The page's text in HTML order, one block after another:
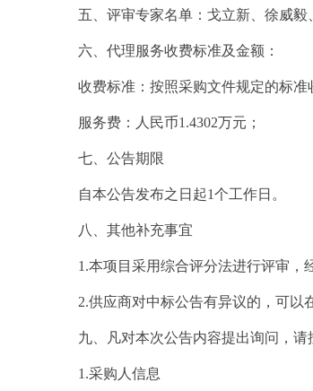
五、评审专家名单：戈立新、徐威
六、代理服务收费标准及金额：
收费标准 ： 按照采购文件规定的标准
服务费： 人民币1 .4302万元；
七、公告期限
自本公告发布之日起1个工作日。
八、其他补充事宜
1.本项目采用综合评分法进行评审，
2.供应商对中标公告有异议的，可以
九、凡对本次公告内容提出询问，请
1.采购人信息